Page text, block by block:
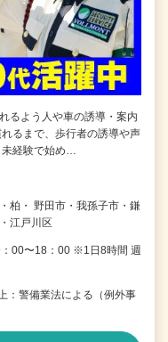
るよう人や車の誘導・案内
るまで、歩行者の誘導や声
未経験で始め…
柏・ 野田市・我孫子市・鎌
江戸川区
00〜18：00 ※1日8時間 週
：警備業法による（例外事